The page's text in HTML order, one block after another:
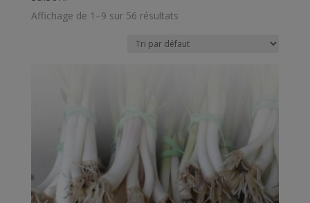
Affichage de 1–9 sur 56 résultats